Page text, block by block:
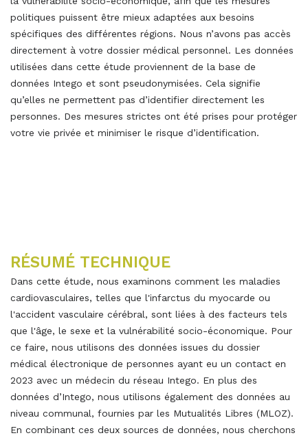
politiques puissent être mieux adaptées aux besoins
spécifiques des différentes régions. Nous n’avons pas accès
directement à votre dossier médical personnel. Les données
utilisées dans cette étude proviennent de la base de
données Intego et sont pseudonymisées. Cela signifie
qu’elles ne permettent pas d’identifier directement les
personnes. Des mesures strictes ont été prises pour protéger
votre vie privée et minimiser le risque d’identification.
RÉSUMÉ TECHNIQUE
Dans cette étude, nous examinons comment les maladies
cardiovasculaires, telles que l'infarctus du myocarde ou
l'accident vasculaire cérébral, sont liées à des facteurs tels
que l'âge, le sexe et la vulnérabilité socio-économique. Pour
ce faire, nous utilisons des données issues du dossier
médical électronique de personnes ayant eu un contact en
2023 avec un médecin du réseau Intego. En plus des
données d’Intego, nous utilisons également des données au
niveau communal, fournies par les Mutualités Libres (MLOZ).
En combinant ces deux sources de données, nous cherchons